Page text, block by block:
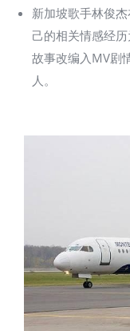
新加坡歌手林俊
己的相关情感经
故事改编入MV剧
人。